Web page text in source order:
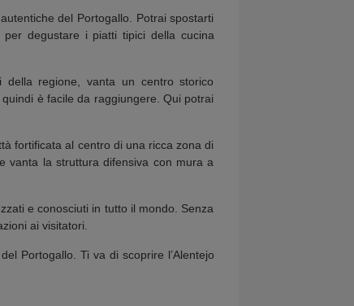
del Portogallo. Potrai spostarti
degustare i piatti tipici della cucina
della regione, vanta un centro storico
è facile da raggiungere. Qui potrai
fortificata al centro di una ricca zona di
vanta la struttura difensiva con mura a
e conosciuti in tutto il mondo. Senza
ai visitatori.
Portogallo. Ti va di scoprire l’Alentejo